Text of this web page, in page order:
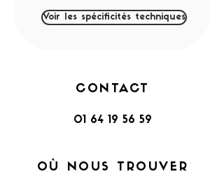
Voir les spécificités techniques
CONTACT
01 64 19 56 59
OÙ NOUS TROUVER